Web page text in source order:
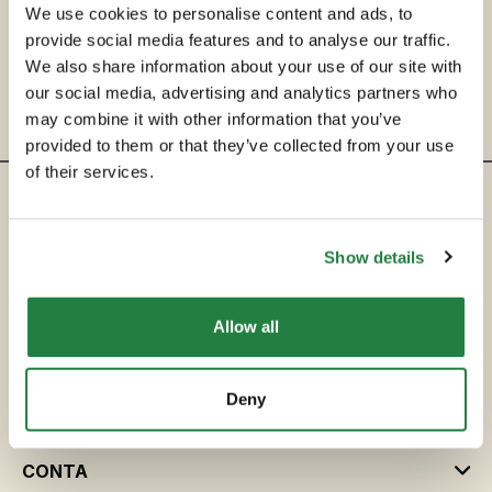
We use cookies to personalise content and ads, to
provide social media features and to analyse our traffic.
We also share information about your use of our site with
our social media, advertising and analytics partners who
may combine it with other information that you’ve
provided to them or that they’ve collected from your use
of their services.
Show details
Allow all
Deny
ENTRE EM CONTACTO
SOBRE A SECOND SERVE
VENDER
CONTA